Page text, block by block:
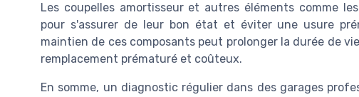
Les coupelles amortisseur et autres éléments comme
pour s'assurer de leur bon état et éviter une usure
maintien de ces composants peut prolonger la durée de
remplacement prématuré et coûteux.
En somme, un diagnostic régulier dans des garages